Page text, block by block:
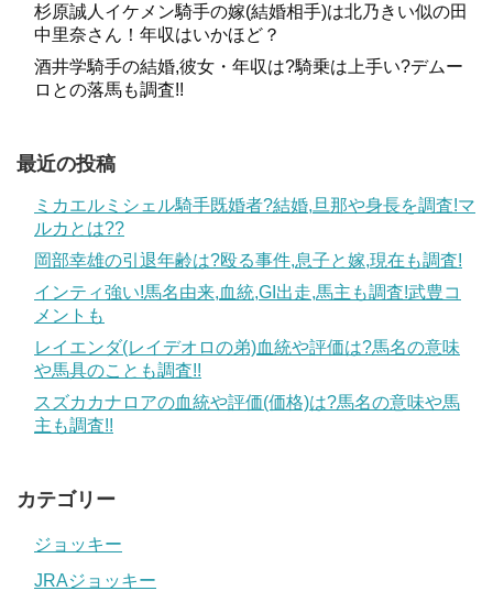
特に、京都での披露宴は競馬関係者が多く集まり、盛大に
人柄があってこそだと言えるでしょうね。
また、その場には当然父親である福永洋一さんも参加して
いたのですが、同じく参加していた柴田善臣騎手は福永騎
杉原誠人イケメン騎手の嫁(結婚相手)は北乃きい似の田
中里奈さん！年収はいかほど？
酒井学騎手の結婚,彼女・年収は?騎乗は上手い?デムー
ロとの落馬も調査!!
最近の投稿
ミカエルミシェル騎手既婚者?結婚,旦那や身長を調査!マ
ルカとは??
岡部幸雄の引退年齢は?殴る事件,息子と嫁,現在も調査!
インティ強い!馬名由来,血統,GI出走,馬主も調査!武豊コ
メントも
レイエンダ(レイデオロの弟)血統や評価は?馬名の意味
や馬具のことも調査!!
スズカカナロアの血統や評価(価格)は?馬名の意味や馬
主も調査!!
カテゴリー
ジョッキー
JRAジョッキー